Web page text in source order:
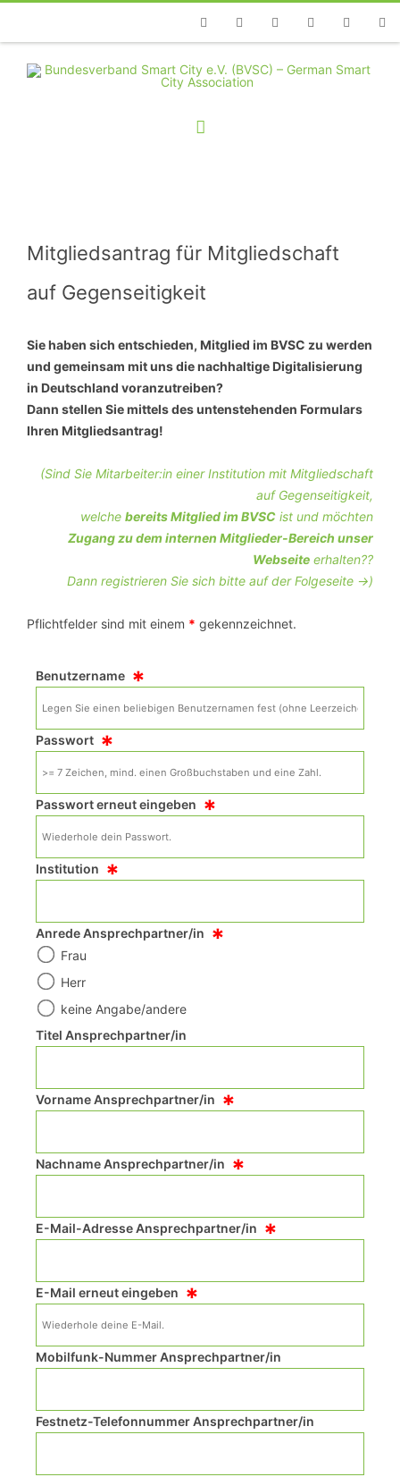
TelefonFacebookTwitterYoutubeInstagramLinkedin
Mitgliedsantrag für Mitgliedschaft
auf Gegenseitigkeit
Sie haben sich entschieden, Mitglied im BVSC zu werden
und gemeinsam mit uns die nachhaltige Digitalisierung
in Deutschland voranzutreiben?
Dann stellen Sie mittels des untenstehenden Formulars
Ihren Mitgliedsantrag!
(Sind Sie Mitarbeiter:in einer Institution mit Mitgliedschaft
auf Gegenseitigkeit,
welche bereits Mitglied im BVSC ist und möchten
Zugang zu dem internen Mitglieder-Bereich unser
Webseite erhalten??
Dann registrieren Sie sich bitte auf der Folgeseite ->)
Pflichtfelder sind mit einem * gekennzeichnet.
Benutzername*
Passwort*
Passwort erneut eingeben*
Institution*
Anrede Ansprechpartner/in *
Frau
Herr
keine Angabe/andere
Titel Ansprechpartner/in
Vorname Ansprechpartner/in*
Nachname Ansprechpartner/in*
E-Mail-Adresse Ansprechpartner/in*
E-Mail erneut eingeben*
Mobilfunk-Nummer Ansprechpartner/in
Festnetz-Telefonnummer Ansprechpartner/in